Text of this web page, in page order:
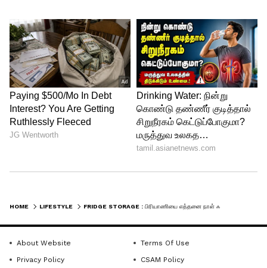
குளிர்விக்கும் முறை:பெரிய
பாத்திரத்தில் பிரியாணி இருந்தால்,
அதைச் சிறிய பாத்திரங்களில் பிரித்து
வையுங்கள். இது பிரியாணி விரைவாகக்
குளிர்வதற்கு உதவும்.
மூடிய பாத்திரங்கள்:காற்றோட்டம் புகாத
(Airtight) பாத்திரங்களைப்
வெளியேறுவதைத் தடுக்கவும், மற்ற
பிரியாணியில் கலக்காமல் இருக்கவும்
உதவும்.
மறுமுறை சூடுபடுத்தும் முறை:
HOME LIFESTYLE
About Website
Terms Of Use
Privacy Policy
CSAM Policy